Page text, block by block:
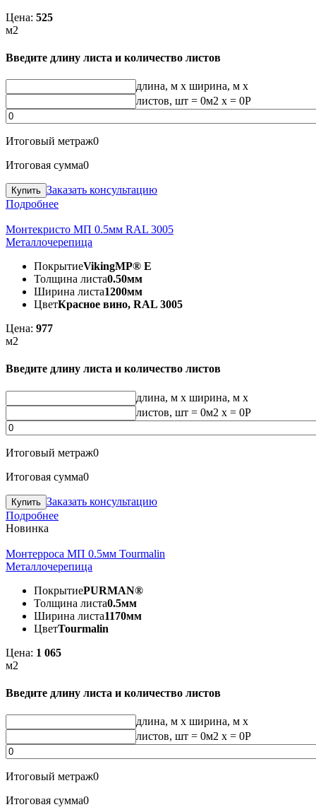
Цена: 525
м2
Введите длину листа и количество листов
длина, м x ширина, м x
листов, шт = 0м2 x = 0Р
Итоговый метраж0
Итоговая сумма0
Заказать консультацию
Подробнее
Монтекристо МП 0.5мм RAL 3005
Металлочерепица
ПокрытиеVikingMP® E
Толщина листа0.50мм
Ширина листа1200мм
ЦветКрасное вино, RAL 3005
Цена: 977
м2
Введите длину листа и количество листов
длина, м x ширина, м x
листов, шт = 0м2 x = 0Р
Итоговый метраж0
Итоговая сумма0
Заказать консультацию
Подробнее
Новинка
Монтерроса МП 0.5мм Tourmalin
Металлочерепица
ПокрытиеPURMAN®
Толщина листа0.5мм
Ширина листа1170мм
ЦветTourmalin
Цена: 1 065
м2
Введите длину листа и количество листов
длина, м x ширина, м x
листов, шт = 0м2 x = 0Р
Итоговый метраж0
Итоговая сумма0